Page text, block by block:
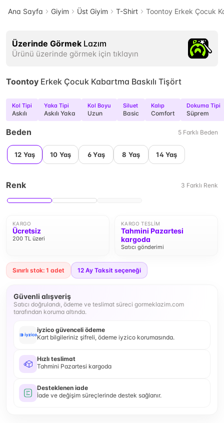
Ana Sayfa Giyim Üst Giyim T-Shirt Toontoy Erkek Çocuk
Üzerinde Görmek Lazım
Ürünü üzerinde görmek için tıklayın
Toontoy Erkek Çocuk Kabartma Baskılı Tişört
Kol Tipi
Askılı
Yaka Tipi
Askılı Yaka
Kol Boyu
Uzun
Siluet
Basic
Kalıp
Comfort
Dokuma Tipi
Süprem
Beden 5 Farklı Beden
12 Yaş 10 Yaş 6 Yaş 8 Yaş 14 Yaş
Renk 3 Farklı Renk
KARGO
Ücretsiz
200 TL üzeri
KARGO TESLIM
Tahmini Pazartesi
kargoda
Satıcı gönderimi
Sınırlı stok: 1 adet 12 Ay Taksit seçeneği
Güvenli alışveriş
Satıcı doğrulandı, ödeme ve teslimat süreci gormeklazim.com
tarafından koruma altında.
iyzico güvenceli ödeme
Kart bilgileriniz şifreli, ödeme iyzico korumasında.
Hızlı teslimat
Tahmini Pazartesi kargoda
Desteklenen iade
İade ve değişim süreçlerinde destek sağlanır.